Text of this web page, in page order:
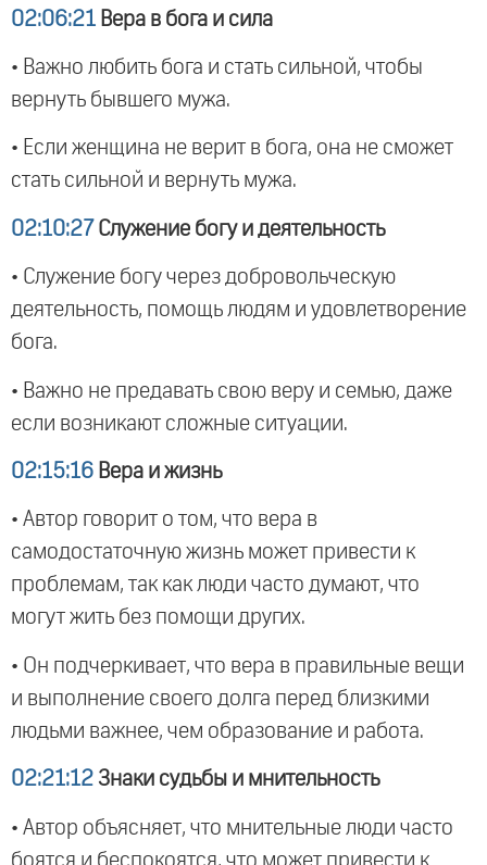
02:06:21 Вера в бога и сила
• Важно любить бога и стать сильной, чтобы
вернуть бывшего мужа.
• Если женщина не верит в бога, она не сможет
стать сильной и вернуть мужа.
02:10:27 Служение богу и деятельность
• Служение богу через добровольческую
деятельность, помощь людям и удовлетворение
бога.
• Важно не предавать свою веру и семью, даже
если возникают сложные ситуации.
02:15:16 Вера и жизнь
• Автор говорит о том, что вера в
самодостаточную жизнь может привести к
проблемам, так как люди часто думают, что
могут жить без помощи других.
• Он подчеркивает, что вера в правильные вещи
и выполнение своего долга перед близкими
людьми важнее, чем образование и работа.
02:21:12 Знаки судьбы и мнительность
• Автор объясняет, что мнительные люди часто
боятся и беспокоятся, что может привести к